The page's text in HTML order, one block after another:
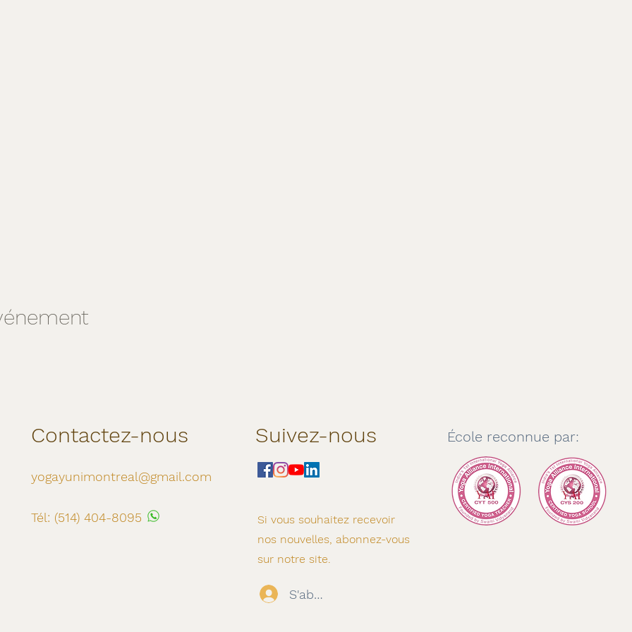
Contactez-nous
yogayunimontreal@gmail.com
Tél: (514) 404-8095
Suivez-nous
Si vous souhaitez recevoir
nos nouvelles, abonnez-vous
sur notre site.
S'abonner
École reconnue par: